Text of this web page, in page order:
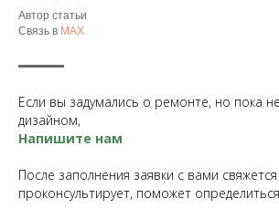
Автор статьи
Связь в MAX
Если вы задумались о ремонте, но пока
дизайном,
Напишите нам
После заполнения заявки с вами
проконсультирует, поможет